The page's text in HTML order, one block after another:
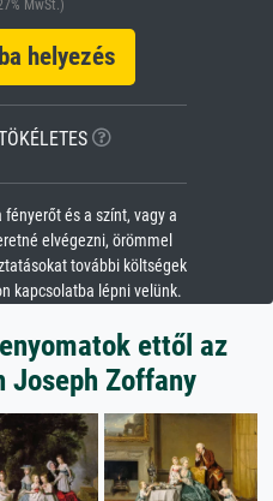
MwSt.)
helyezés
és a színt, vagy a
elvégezni, örömmel
további költségek
kapcsolatba lépni velünk.
ettől az
Joseph Zoffany